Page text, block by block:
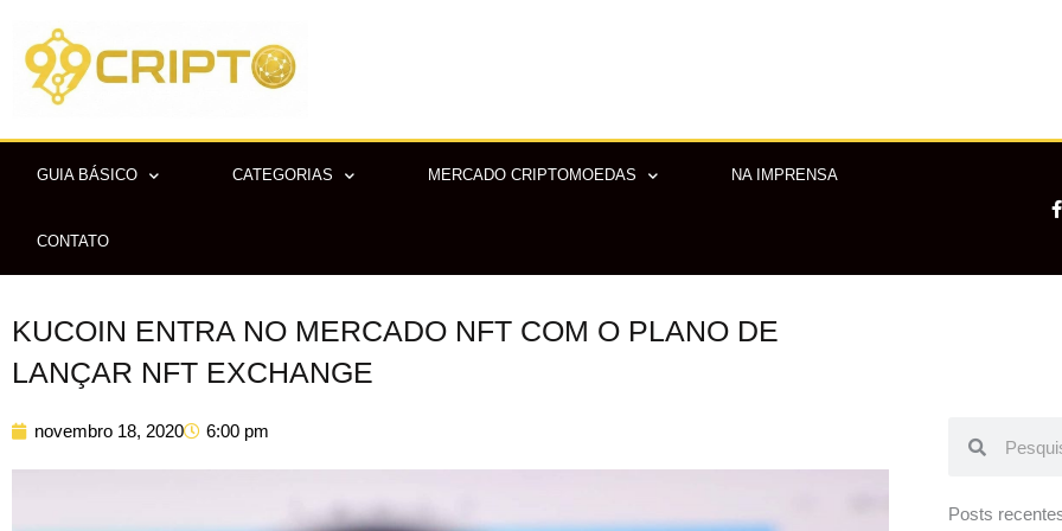
para
conteúdo
GUIA BÁSICO CATEGORIAS MERCADO CRIPTOMOEDAS NA IMPRENSA
CONTATO
F
a
KUCOIN ENTRA NO MERCADO NFT COM O PLANO DE
LANÇAR NFT EXCHANGE
novembro 18, 2020 6:00 pm
Posts